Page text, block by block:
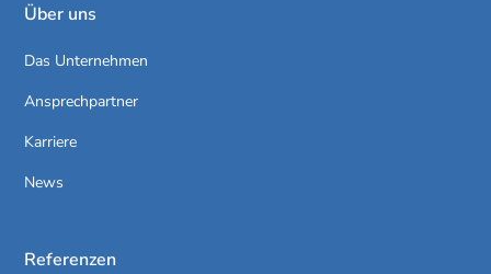
Über uns
Das Unternehmen
Ansprechpartner
Karriere
News
Referenzen